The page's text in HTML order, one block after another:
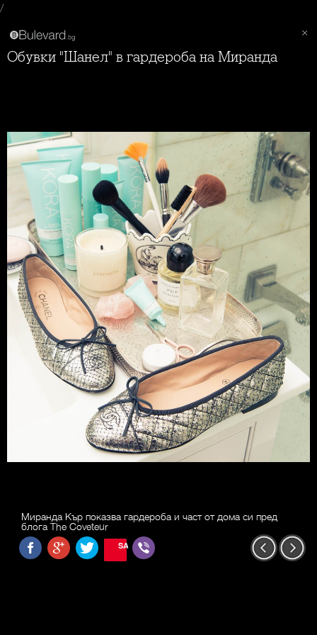
/
Обувки "Шанел" в гардероба на Миранда
Миранда Кър показва гардероба и част от дома си пред
блога The Coveteur
SAVE